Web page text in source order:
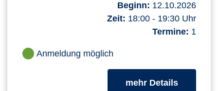
Beginn: 12.10.2026
Zeit: 18:00 - 19:30 Uhr
Termine: 1
Anmeldung möglich
mehr Detailszum